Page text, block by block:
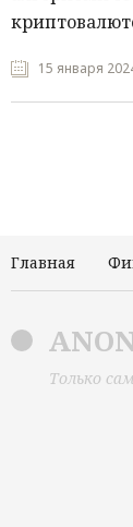
15 января
Главная
Только